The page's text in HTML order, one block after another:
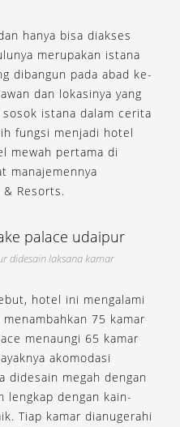
hanya bisa diakses
merupakan istana
dibangun pada abad ke-
dan lokasinya yang
istana dalam cerita
fungsi menjadi hotel
mewah pertama di
manajemennya
Resorts.
didesain laksana kamar
hotel ini mengalami
75 kamar
menaungi 65 kamar
akomodasi
didesain megah dengan
lengkap dengan kain-
Tiap kamar dianugerahi